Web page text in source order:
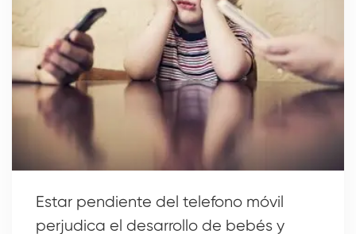
Estar pendiente del telefono móvil
perjudica el desarrollo de bebés y